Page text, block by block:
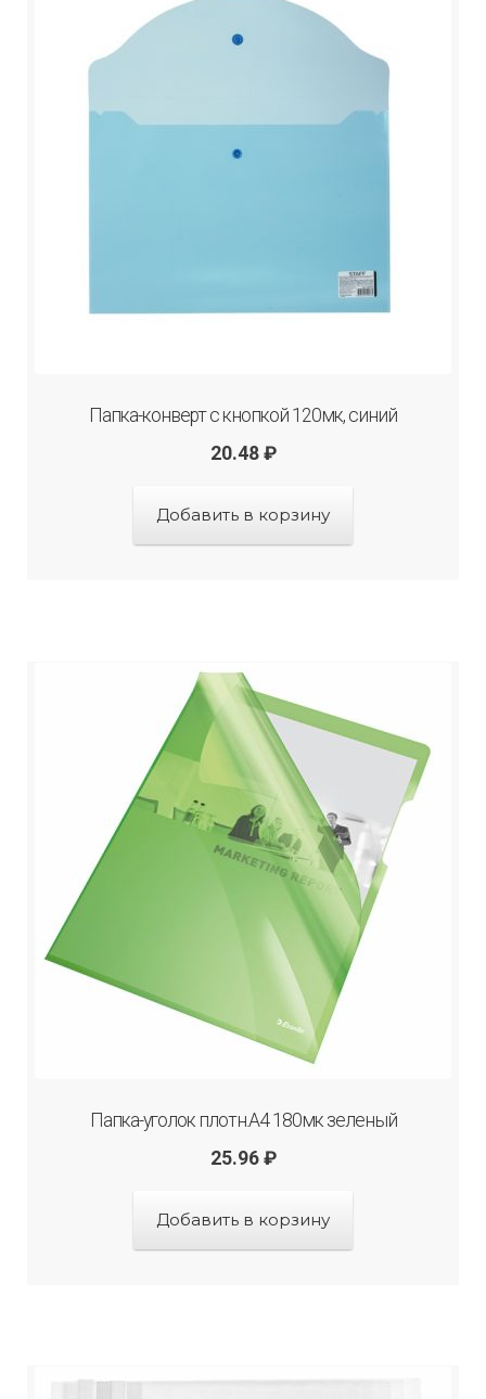
Папка-конверт с кнопкой 120мк, синий
20.48 ₽
Добавить в корзину
Папка-уголок плотн.А4 180мк зеленый
25.96 ₽
Добавить в корзину